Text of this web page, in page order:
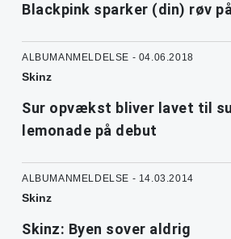
Blackpink sparker (din) røv
ALBUMANMELDELSE - 04.06.2018
Skinz
Sur opvækst bliver lavet til
lemonade på debut
ALBUMANMELDELSE - 14.03.2014
Skinz
Skinz: Byen sover aldrig